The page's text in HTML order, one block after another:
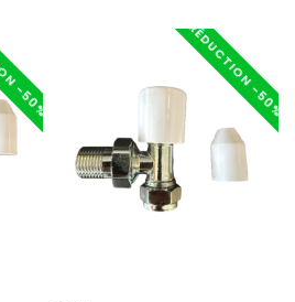
50% RÉDUCTION -50%